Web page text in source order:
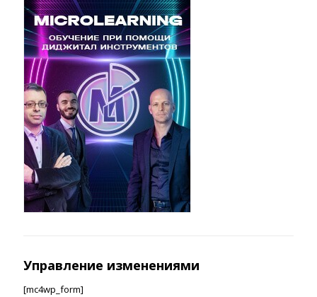
Управление изменениями
[mc4wp_form]